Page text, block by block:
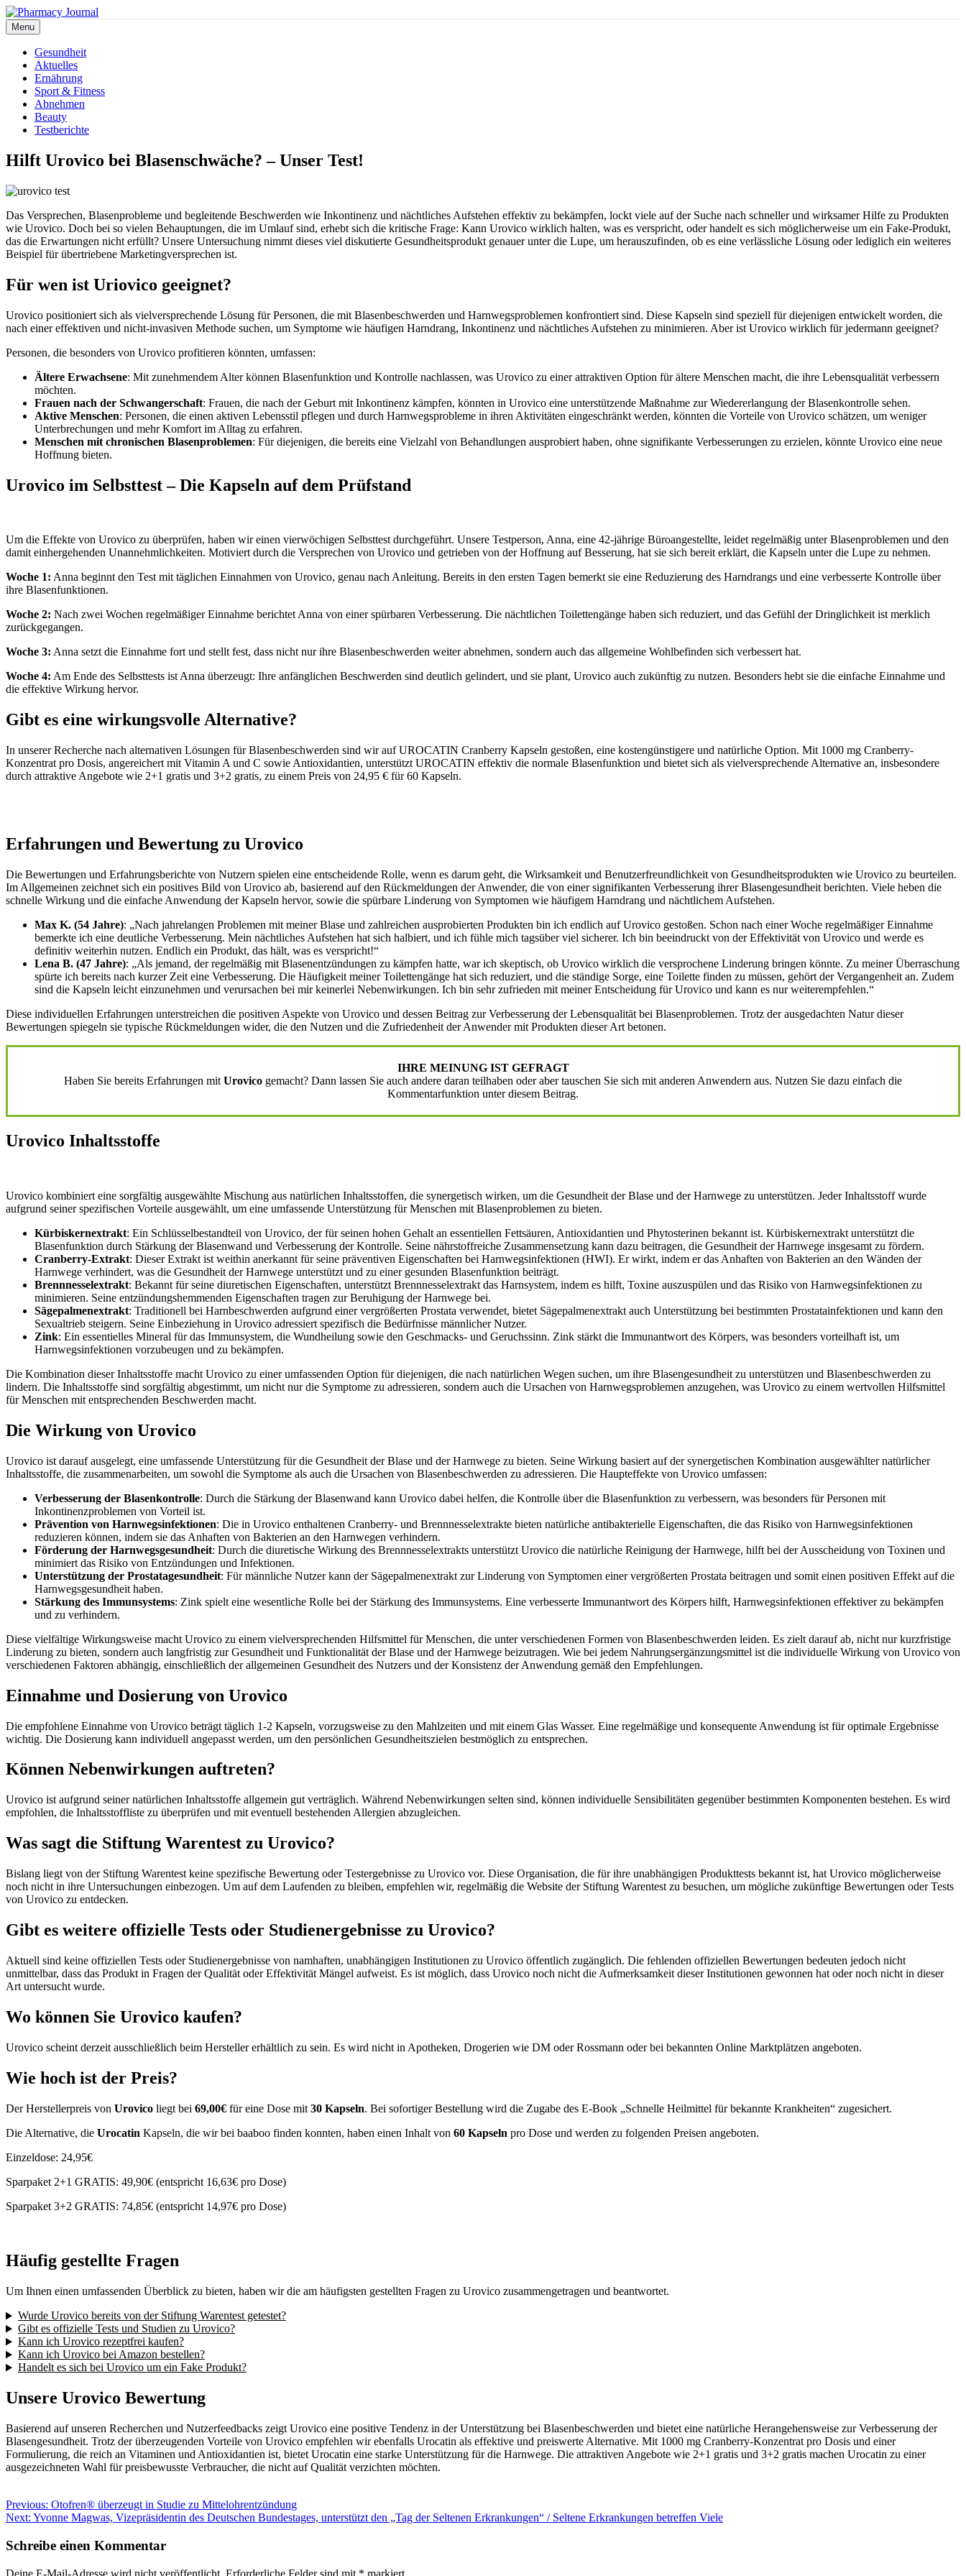
Skip
to
content
Pharmacy Journal
Menu
Gesundheit
Aktuelles
Ernährung
Sport & Fitness
Abnehmen
Beauty
Testberichte
Hilft Urovico bei Blasenschwäche? – Unser Test!
Das Versprechen, Blasenprobleme und begleitende Beschwerden wie Inkontinenz und nächtliches Aufstehen effektiv zu bekämpfen, lockt viele auf der Suche nach schneller und wirksamer Hilfe zu Produkten
wie Urovico. Doch bei so vielen Behauptungen, die im Umlauf sind, erhebt sich die kritische Frage: Kann Urovico wirklich halten, was es verspricht, oder handelt es sich möglicherweise um ein Fake-Produkt,
das die Erwartungen nicht erfüllt? Unsere Untersuchung nimmt dieses viel diskutierte Gesundheitsprodukt genauer unter die Lupe, um herauszufinden, ob es eine verlässliche Lösung oder lediglich ein weiteres
Beispiel für übertriebene Marketingversprechen ist.
Für wen ist Uriovico geeignet?
Urovico positioniert sich als vielversprechende Lösung für Personen, die mit Blasenbeschwerden und Harnwegsproblemen konfrontiert sind. Diese Kapseln sind speziell für diejenigen entwickelt worden, die
nach einer effektiven und nicht-invasiven Methode suchen, um Symptome wie häufigen Harndrang, Inkontinenz und nächtliches Aufstehen zu minimieren. Aber ist Urovico wirklich für jedermann geeignet?
Personen, die besonders von Urovico profitieren könnten, umfassen:
Ältere Erwachsene: Mit zunehmendem Alter können Blasenfunktion und Kontrolle nachlassen, was Urovico zu einer attraktiven Option für ältere Menschen macht, die ihre Lebensqualität verbessern
möchten.
Frauen nach der Schwangerschaft: Frauen, die nach der Geburt mit Inkontinenz kämpfen, könnten in Urovico eine unterstützende Maßnahme zur Wiedererlangung der Blasenkontrolle sehen.
Aktive Menschen: Personen, die einen aktiven Lebensstil pflegen und durch Harnwegsprobleme in ihren Aktivitäten eingeschränkt werden, könnten die Vorteile von Urovico schätzen, um weniger
Unterbrechungen und mehr Komfort im Alltag zu erfahren.
Menschen mit chronischen Blasenproblemen: Für diejenigen, die bereits eine Vielzahl von Behandlungen ausprobiert haben, ohne signifikante Verbesserungen zu erzielen, könnte Urovico eine neue
Hoffnung bieten.
Urovico im Selbsttest – Die Kapseln auf dem Prüfstand
Um die Effekte von Urovico zu überprüfen, haben wir einen vierwöchigen Selbsttest durchgeführt. Unsere Testperson, Anna, eine 42-jährige Büroangestellte, leidet regelmäßig unter Blasenproblemen und den
damit einhergehenden Unannehmlichkeiten. Motiviert durch die Versprechen von Urovico und getrieben von der Hoffnung auf Besserung, hat sie sich bereit erklärt, die Kapseln unter die Lupe zu nehmen.
Woche 1: Anna beginnt den Test mit täglichen Einnahmen von Urovico, genau nach Anleitung. Bereits in den ersten Tagen bemerkt sie eine Reduzierung des Harndrangs und eine verbesserte Kontrolle über
ihre Blasenfunktionen.
Woche 2: Nach zwei Wochen regelmäßiger Einnahme berichtet Anna von einer spürbaren Verbesserung. Die nächtlichen Toilettengänge haben sich reduziert, und das Gefühl der Dringlichkeit ist merklich
zurückgegangen.
Woche 3: Anna setzt die Einnahme fort und stellt fest, dass nicht nur ihre Blasenbeschwerden weiter abnehmen, sondern auch das allgemeine Wohlbefinden sich verbessert hat.
Woche 4: Am Ende des Selbsttests ist Anna überzeugt: Ihre anfänglichen Beschwerden sind deutlich gelindert, und sie plant, Urovico auch zukünftig zu nutzen. Besonders hebt sie die einfache Einnahme und
die effektive Wirkung hervor.
Gibt es eine wirkungsvolle Alternative?
In unserer Recherche nach alternativen Lösungen für Blasenbeschwerden sind wir auf UROCATIN Cranberry Kapseln gestoßen, eine kostengünstigere und natürliche Option. Mit 1000 mg Cranberry-
Konzentrat pro Dosis, angereichert mit Vitamin A und C sowie Antioxidantien, unterstützt UROCATIN effektiv die normale Blasenfunktion und bietet sich als vielversprechende Alternative an, insbesondere
durch attraktive Angebote wie 2+1 gratis und 3+2 gratis, zu einem Preis von 24,95 € für 60 Kapseln.
Erfahrungen und Bewertung zu Urovico
Die Bewertungen und Erfahrungsberichte von Nutzern spielen eine entscheidende Rolle, wenn es darum geht, die Wirksamkeit und Benutzerfreundlichkeit von Gesundheitsprodukten wie Urovico zu beurteilen.
Im Allgemeinen zeichnet sich ein positives Bild von Urovico ab, basierend auf den Rückmeldungen der Anwender, die von einer signifikanten Verbesserung ihrer Blasengesundheit berichten. Viele heben die
schnelle Wirkung und die einfache Anwendung der Kapseln hervor, sowie die spürbare Linderung von Symptomen wie häufigem Harndrang und nächtlichem Aufstehen.
Max K. (54 Jahre): „Nach jahrelangen Problemen mit meiner Blase und zahlreichen ausprobierten Produkten bin ich endlich auf Urovico gestoßen. Schon nach einer Woche regelmäßiger Einnahme
bemerkte ich eine deutliche Verbesserung. Mein nächtliches Aufstehen hat sich halbiert, und ich fühle mich tagsüber viel sicherer. Ich bin beeindruckt von der Effektivität von Urovico und werde es
definitiv weiterhin nutzen. Endlich ein Produkt, das hält, was es verspricht!“
Lena B. (47 Jahre): „Als jemand, der regelmäßig mit Blasenentzündungen zu kämpfen hatte, war ich skeptisch, ob Urovico wirklich die versprochene Linderung bringen könnte. Zu meiner Überraschung
spürte ich bereits nach kurzer Zeit eine Verbesserung. Die Häufigkeit meiner Toilettengänge hat sich reduziert, und die ständige Sorge, eine Toilette finden zu müssen, gehört der Vergangenheit an. Zudem
sind die Kapseln leicht einzunehmen und verursachen bei mir keinerlei Nebenwirkungen. Ich bin sehr zufrieden mit meiner Entscheidung für Urovico und kann es nur weiterempfehlen.“
Diese individuellen Erfahrungen unterstreichen die positiven Aspekte von Urovico und dessen Beitrag zur Verbesserung der Lebensqualität bei Blasenproblemen. Trotz der ausgedachten Natur dieser
Bewertungen spiegeln sie typische Rückmeldungen wider, die den Nutzen und die Zufriedenheit der Anwender mit Produkten dieser Art betonen.
IHRE MEINUNG IST GEFRAGT
Haben Sie bereits Erfahrungen mit Urovico gemacht? Dann lassen Sie auch andere daran teilhaben oder aber tauschen Sie sich mit anderen Anwendern aus. Nutzen Sie dazu einfach die
Kommentarfunktion unter diesem Beitrag.
Urovico Inhaltsstoffe
Urovico kombiniert eine sorgfältig ausgewählte Mischung aus natürlichen Inhaltsstoffen, die synergetisch wirken, um die Gesundheit der Blase und der Harnwege zu unterstützen. Jeder Inhaltsstoff wurde
aufgrund seiner spezifischen Vorteile ausgewählt, um eine umfassende Unterstützung für Menschen mit Blasenproblemen zu bieten.
Kürbiskernextrakt: Ein Schlüsselbestandteil von Urovico, der für seinen hohen Gehalt an essentiellen Fettsäuren, Antioxidantien und Phytosterinen bekannt ist. Kürbiskernextrakt unterstützt die
Blasenfunktion durch Stärkung der Blasenwand und Verbesserung der Kontrolle. Seine nährstoffreiche Zusammensetzung kann dazu beitragen, die Gesundheit der Harnwege insgesamt zu fördern.
Cranberry-Extrakt: Dieser Extrakt ist weithin anerkannt für seine präventiven Eigenschaften bei Harnwegsinfektionen (HWI). Er wirkt, indem er das Anhaften von Bakterien an den Wänden der
Harnwege verhindert, was die Gesundheit der Harnwege unterstützt und zu einer gesunden Blasenfunktion beiträgt.
Brennnesselextrakt: Bekannt für seine diuretischen Eigenschaften, unterstützt Brennnesselextrakt das Harnsystem, indem es hilft, Toxine auszuspülen und das Risiko von Harnwegsinfektionen zu
minimieren. Seine entzündungshemmenden Eigenschaften tragen zur Beruhigung der Harnwege bei.
Sägepalmenextrakt: Traditionell bei Harnbeschwerden aufgrund einer vergrößerten Prostata verwendet, bietet Sägepalmenextrakt auch Unterstützung bei bestimmten Prostatainfektionen und kann den
Sexualtrieb steigern. Seine Einbeziehung in Urovico adressiert spezifisch die Bedürfnisse männlicher Nutzer.
Zink: Ein essentielles Mineral für das Immunsystem, die Wundheilung sowie den Geschmacks- und Geruchssinn. Zink stärkt die Immunantwort des Körpers, was besonders vorteilhaft ist, um
Harnwegsinfektionen vorzubeugen und zu bekämpfen.
Die Kombination dieser Inhaltsstoffe macht Urovico zu einer umfassenden Option für diejenigen, die nach natürlichen Wegen suchen, um ihre Blasengesundheit zu unterstützen und Blasenbeschwerden zu
lindern. Die Inhaltsstoffe sind sorgfältig abgestimmt, um nicht nur die Symptome zu adressieren, sondern auch die Ursachen von Harnwegsproblemen anzugehen, was Urovico zu einem wertvollen Hilfsmittel
für Menschen mit entsprechenden Beschwerden macht.
Die Wirkung von Urovico
Urovico ist darauf ausgelegt, eine umfassende Unterstützung für die Gesundheit der Blase und der Harnwege zu bieten. Seine Wirkung basiert auf der synergetischen Kombination ausgewählter natürlicher
Inhaltsstoffe, die zusammenarbeiten, um sowohl die Symptome als auch die Ursachen von Blasenbeschwerden zu adressieren. Die Haupteffekte von Urovico umfassen:
Verbesserung der Blasenkontrolle: Durch die Stärkung der Blasenwand kann Urovico dabei helfen, die Kontrolle über die Blasenfunktion zu verbessern, was besonders für Personen mit
Inkontinenzproblemen von Vorteil ist.
Prävention von Harnwegsinfektionen: Die in Urovico enthaltenen Cranberry- und Brennnesselextrakte bieten natürliche antibakterielle Eigenschaften, die das Risiko von Harnwegsinfektionen
reduzieren können, indem sie das Anhaften von Bakterien an den Harnwegen verhindern.
Förderung der Harnwegsgesundheit: Durch die diuretische Wirkung des Brennnesselextrakts unterstützt Urovico die natürliche Reinigung der Harnwege, hilft bei der Ausscheidung von Toxinen und
minimiert das Risiko von Entzündungen und Infektionen.
Unterstützung der Prostatagesundheit: Für männliche Nutzer kann der Sägepalmenextrakt zur Linderung von Symptomen einer vergrößerten Prostata beitragen und somit einen positiven Effekt auf die
Harnwegsgesundheit haben.
Stärkung des Immunsystems: Zink spielt eine wesentliche Rolle bei der Stärkung des Immunsystems. Eine verbesserte Immunantwort des Körpers hilft, Harnwegsinfektionen effektiver zu bekämpfen
und zu verhindern.
Diese vielfältige Wirkungsweise macht Urovico zu einem vielversprechenden Hilfsmittel für Menschen, die unter verschiedenen Formen von Blasenbeschwerden leiden. Es zielt darauf ab, nicht nur kurzfristige
Linderung zu bieten, sondern auch langfristig zur Gesundheit und Funktionalität der Blase und der Harnwege beizutragen. Wie bei jedem Nahrungsergänzungsmittel ist die individuelle Wirkung von Urovico von
verschiedenen Faktoren abhängig, einschließlich der allgemeinen Gesundheit des Nutzers und der Konsistenz der Anwendung gemäß den Empfehlungen.
Einnahme und Dosierung von Urovico
Die empfohlene Einnahme von Urovico beträgt täglich 1-2 Kapseln, vorzugsweise zu den Mahlzeiten und mit einem Glas Wasser. Eine regelmäßige und konsequente Anwendung ist für optimale Ergebnisse
wichtig. Die Dosierung kann individuell angepasst werden, um den persönlichen Gesundheitszielen bestmöglich zu entsprechen.
Können Nebenwirkungen auftreten?
Urovico ist aufgrund seiner natürlichen Inhaltsstoffe allgemein gut verträglich. Während Nebenwirkungen selten sind, können individuelle Sensibilitäten gegenüber bestimmten Komponenten bestehen. Es wird
empfohlen, die Inhaltsstoffliste zu überprüfen und mit eventuell bestehenden Allergien abzugleichen.
Was sagt die Stiftung Warentest zu Urovico?
Bislang liegt von der Stiftung Warentest keine spezifische Bewertung oder Testergebnisse zu Urovico vor. Diese Organisation, die für ihre unabhängigen Produkttests bekannt ist, hat Urovico möglicherweise
noch nicht in ihre Untersuchungen einbezogen. Um auf dem Laufenden zu bleiben, empfehlen wir, regelmäßig die Website der Stiftung Warentest zu besuchen, um mögliche zukünftige Bewertungen oder Tests
von Urovico zu entdecken.
Gibt es weitere offizielle Tests oder Studienergebnisse zu Urovico?
Aktuell sind keine offiziellen Tests oder Studienergebnisse von namhaften, unabhängigen Institutionen zu Urovico öffentlich zugänglich. Die fehlenden offiziellen Bewertungen bedeuten jedoch nicht
unmittelbar, dass das Produkt in Fragen der Qualität oder Effektivität Mängel aufweist. Es ist möglich, dass Urovico noch nicht die Aufmerksamkeit dieser Institutionen gewonnen hat oder noch nicht in dieser
Art untersucht wurde.
Wo können Sie Urovico kaufen?
Urovico scheint derzeit ausschließlich beim Hersteller erhältlich zu sein. Es wird nicht in Apotheken, Drogerien wie DM oder Rossmann oder bei bekannten Online Marktplätzen angeboten.
Wie hoch ist der Preis?
Der Herstellerpreis von Urovico liegt bei 69,00€ für eine Dose mit 30 Kapseln. Bei sofortiger Bestellung wird die Zugabe des E-Book „Schnelle Heilmittel für bekannte Krankheiten“ zugesichert.
Die Alternative, die Urocatin Kapseln, die wir bei baaboo finden konnten, haben einen Inhalt von 60 Kapseln pro Dose und werden zu folgenden Preisen angeboten.
Einzeldose: 24,95€
Sparpaket 2+1 GRATIS: 49,90€ (entspricht 16,63€ pro Dose)
Sparpaket 3+2 GRATIS: 74,85€ (entspricht 14,97€ pro Dose)
Häufig gestellte Fragen
Um Ihnen einen umfassenden Überblick zu bieten, haben wir die am häufigsten gestellten Fragen zu Urovico zusammengetragen und beantwortet.
Wurde Urovico bereits von der Stiftung Warentest getestet?
Gibt es offizielle Tests und Studien zu Urovico?
Kann ich Urovico rezeptfrei kaufen?
Kann ich Urovico bei Amazon bestellen?
Handelt es sich bei Urovico um ein Fake Produkt?
Unsere Urovico Bewertung
Basierend auf unseren Recherchen und Nutzerfeedbacks zeigt Urovico eine positive Tendenz in der Unterstützung bei Blasenbeschwerden und bietet eine natürliche Herangehensweise zur Verbesserung der
Blasengesundheit. Trotz der überzeugenden Vorteile von Urovico empfehlen wir ebenfalls Urocatin als effektive und preiswerte Alternative. Mit 1000 mg Cranberry-Konzentrat pro Dosis und einer
Formulierung, die reich an Vitaminen und Antioxidantien ist, bietet Urocatin eine starke Unterstützung für die Harnwege. Die attraktiven Angebote wie 2+1 gratis und 3+2 gratis machen Urocatin zu einer
ausgezeichneten Wahl für preisbewusste Verbraucher, die nicht auf Qualität verzichten möchten.
Beitragsnavigation
Previous: Otofren® überzeugt in Studie zu Mittelohrentzündung
Next: Yvonne Magwas, Vizepräsidentin des Deutschen Bundestages, unterstützt den „Tag der Seltenen Erkrankungen“ / Seltene Erkrankungen betreffen Viele
Schreibe einen Kommentar
Deine E-Mail-Adresse wird nicht veröffentlicht. Erforderliche Felder sind mit * markiert